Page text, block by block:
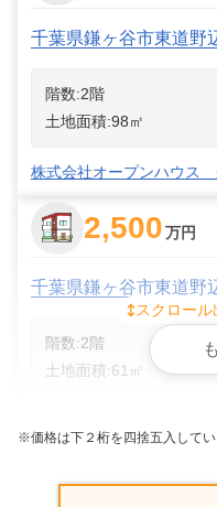
千葉県鎌ヶ谷市東道野
階数:2階
土地面積:98㎡
株式会社オープンハウス
2,500万円
千葉県鎌ヶ谷市東道野
階数:2階
土地面積:61 ㎡
500万円
スクロー
※価格は下２桁を四捨五入してい